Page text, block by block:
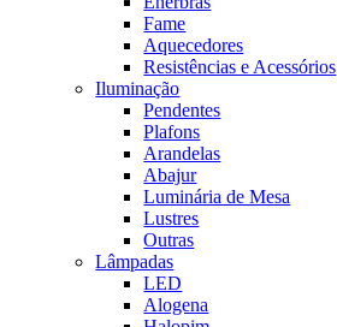
Fame
Aquecedores
Resistências e Acessórios
Iluminação
Pendentes
Plafons
Arandelas
Abajur
Luminária de Mesa
Lustres
Outras
Lâmpadas
LED
Alogena